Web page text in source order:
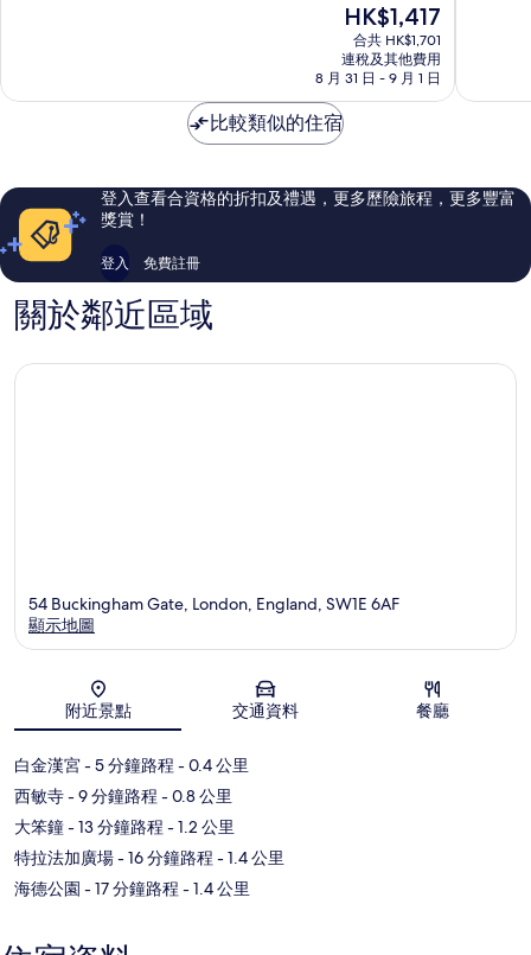
倫
心
卓
評
價
篇
評
現
售
HK$1,417
HK$1,417
合共 HK$1,701
連稅及其他費用
8 月 31 日 - 9 月 1 日
店
中
心
卓
評
價
比較類似的住宿
登入查看合資格的折扣及禮遇，更多歷險旅程，更多豐富
獎賞！
登入 免費註冊
關於鄰近區域
地圖
54 Buckingham Gate, London, England, SW1E 6AF
顯示地圖
附近景點 交通資料 餐廳
白金漢宮- 5 分鐘路程 - 0.4 公里
西敏寺- 9 分鐘路程 - 0.8 公里
大笨鐘- 13 分鐘路程 - 1.2 公里
特拉法加廣場- 16 分鐘路程 - 1.4 公里
海德公園 - 17 分鐘路程 - 1.4 公里